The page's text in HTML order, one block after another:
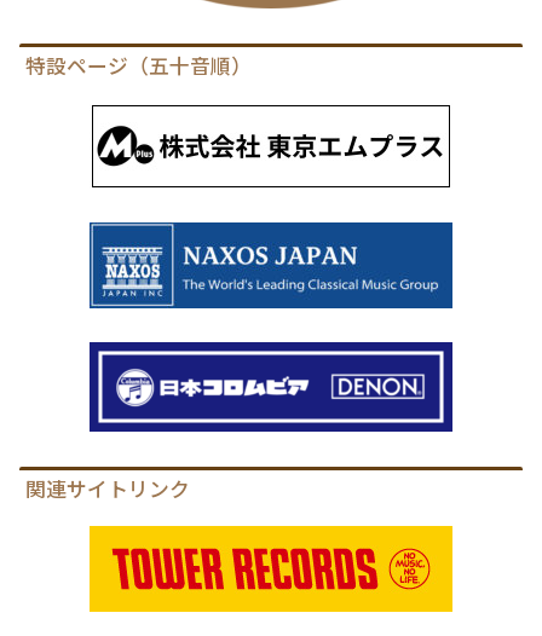
特設ページ（五十音順）
関連サイトリンク